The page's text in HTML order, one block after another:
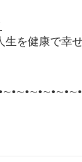
生を健康で幸